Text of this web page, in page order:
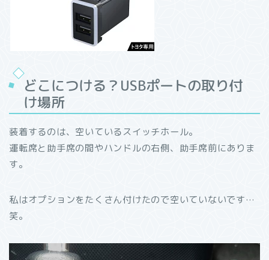
どこにつける？USBポートの取り付
け場所
装着するのは、空いているスイッチホール。
運転席と助手席の間やハンドルの右側、助手席前にありま
す。
私はオプションをたくさん付けたので空いていないです…
笑。